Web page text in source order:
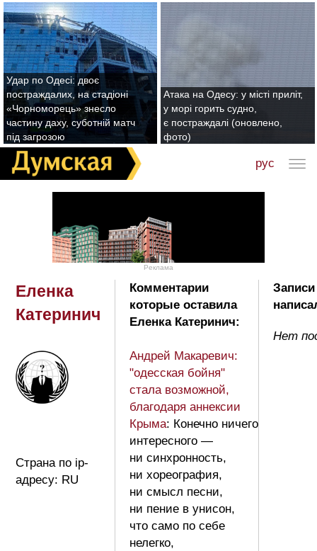
Удар по Одесі: двоє
постраждалих, на стадіоні
«Чорноморець» знесло
частину даху, суботній матч
під загрозою
Атака на Одесу: у місті приліт,
у морі горить судно,
є постраждалі (оновлено,
фото)
рус
Реклама
Еленка
Катеринич
Страна по ip-
адресу: RU
Комментарии
которые оставила
Еленка Катеринич:
Андрей Макаревич:
"одесская бойня"
стала возможной,
благодаря аннексии
Крыма: Конечно ничего
интересного —
ни синхронность,
ни хореография,
ни смысл песни,
ни пение в унисон,
что само по себе
нелегко,
Нет